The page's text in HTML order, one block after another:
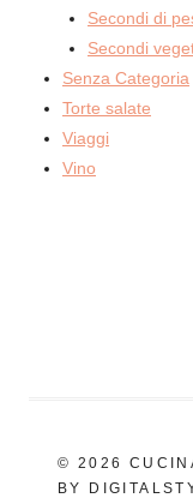
Secondi di
Secondi
Senza Categoria
Torte salate
Viaggi
Vino
© 2026
BY